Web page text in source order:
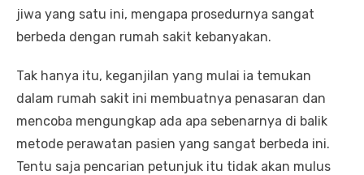
jiwa yang satu ini, mengapa prosedurnya sangat
berbeda dengan rumah sakit kebanyakan.
Tak hanya itu, keganjilan yang mulai ia temukan
dalam rumah sakit ini membuatnya penasaran dan
mencoba mengungkap ada apa sebenarnya di balik
metode perawatan pasien yang sangat berbeda ini.
Tentu saja pencarian petunjuk itu tidak akan mulus